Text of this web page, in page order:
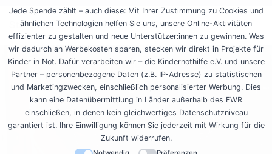
Jede Spende zählt – auch diese: Mit Ihrer Zustimmung zu Cookies und
ähnlichen Technologien helfen Sie uns, unsere Online-Aktivitäten
effizienter zu gestalten und neue Unterstützer:innen zu gewinnen. Was
wir dadurch an Werbekosten sparen, stecken wir direkt in Projekte für
Kinder in Not. Dafür verarbeiten wir – die Kindernothilfe e.V. und unsere
Partner – personenbezogene Daten (z.B. IP-Adresse) zu statistischen
und Marketingzwecken, einschließlich personalisierter Werbung. Dies
kann eine Datenübermittlung in Länder außerhalb des EWR
einschließen, in denen kein gleichwertiges Datenschutzniveau
garantiert ist. Ihre Einwilligung können Sie jederzeit mit Wirkung für die
Zukunft widerrufen.
Startseite Spendenshop Schultafel